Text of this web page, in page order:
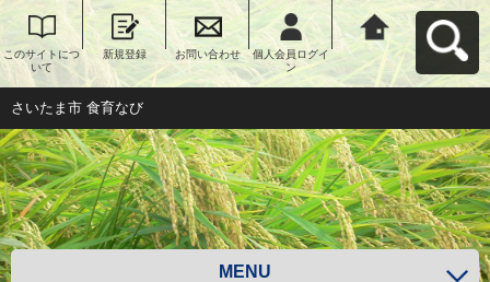
このサイトにつ
いて
新規登録 お問い合わせ
個人会員ログイ
ン
さいたま市 食育
なびへ戻る
さいたま市 食育なび
MENU